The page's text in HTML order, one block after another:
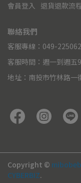
會員登入 退貨退款流
聯絡我們
客服專線：049-
客服時間：週一到週五
地址：南投市竹林路一
Copyright ©
CYBERBIZ.